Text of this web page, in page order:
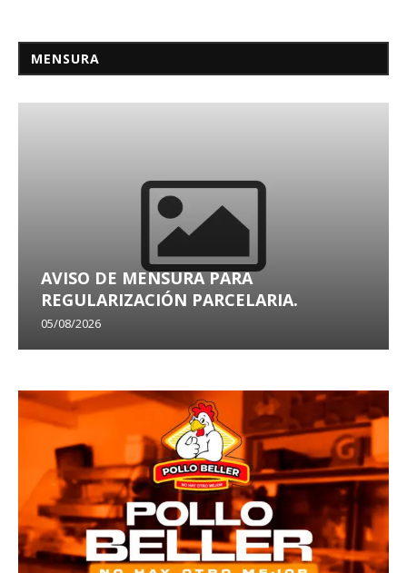
MENSURA
AVISO DE MENSURA PARA
REGULARIZACIÓN PARCELARIA.
05/08/2026